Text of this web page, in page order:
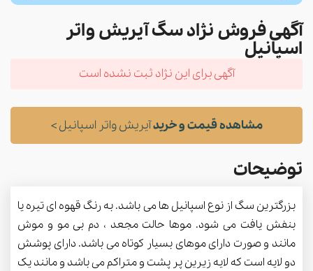
آگهی فروش نژاد سگ آیریش واتر
اسپانیل
آگهی برای این نژاد ثبت نشده است
مشاهده قیمت و خریدآیریش واتر اسپانیل >
توضیحات
بزرگترین سگ از نوع اسپانیل ها می باشد. به رنگ قهوه ای تیره یا
بنفش یافت می شود. موها حالت مجعد ، دم بی مو و موش
مانند و صورت دارای موهای بسیار کوتاه می باشد. دارای پوشش
دو لایه است که لایه زیرین پر پشت و متراکم می باشد و مانند یک